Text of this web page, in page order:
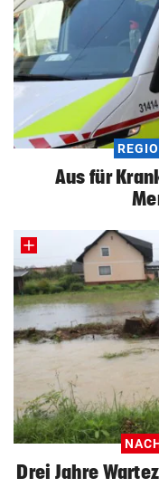
Aus für
Drei Jahre